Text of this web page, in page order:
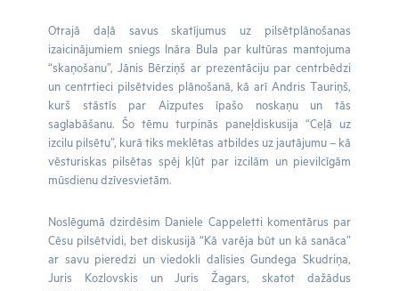
Otrajā daļā savus skatījumus uz pilsētplānošanas
izaicinājumiem sniegs Ināra Bula par kultūras mantojuma
“skaņošanu”, Jānis Bērziņš ar prezentāciju par centrbēdzi
un centrtieci pilsētvides plānošanā, kā arī Andris Tauriņš,
kurš stāstīs par Aizputes īpašo noskaņu un tās
saglabāšanu. Šo tēmu turpinās paneļdiskusija “Ceļā uz
izcilu pilsētu”, kurā tiks meklētas atbildes uz jautājumu – kā
vēsturiskas pilsētas spēj kļūt par izcilām un pievilcīgām
mūsdienu dzīvesvietām.
Noslēgumā dzirdēsim Daniele Cappeletti komentārus par
Cēsu pilsētvidi, bet diskusijā “Kā varēja būt un kā sanāca”
ar savu pieredzi un viedokli dalīsies Gundega Skudriņa,
Juris Kozlovskis un Juris Žagars, skatot dažādus